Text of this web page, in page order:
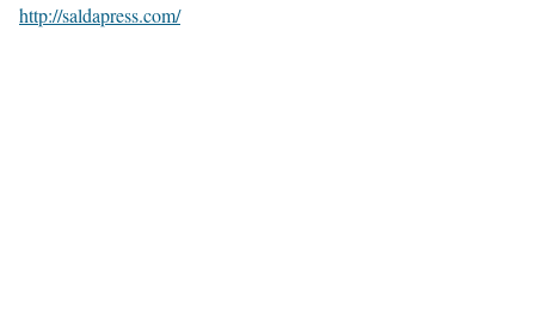
http://saldapress.com/